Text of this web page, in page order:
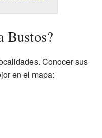
Bustos?
Conocer sus
en el mapa: